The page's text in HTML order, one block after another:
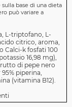
base di una dieta
può variare a
L-triptofano, L-
citrico, aroma,
Calci-k fosfati 100
16,98 mg),
di pepe nero
piperina,
(vitamina B12).